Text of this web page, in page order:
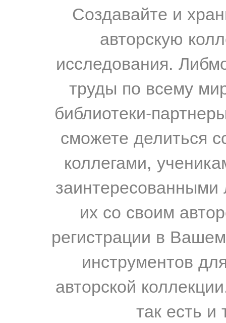
Создавайте и
авторскую
исследования.
труды по всему
библиотеки-
сможете делиться
коллегами,
их со своим
регистрации в
инструментов
авторской
так есть и